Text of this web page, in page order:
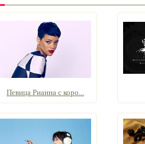
Певица Рианна с коро...